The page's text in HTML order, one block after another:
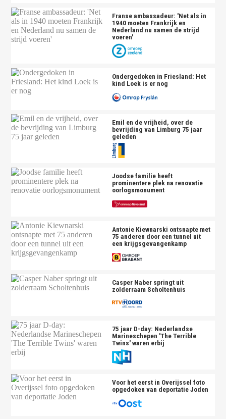
Franse ambassadeur: 'Net als in
1940 moeten Frankrijk en
Nederland nu samen de strijd
voeren'
Ondergedoken in Friesland: Het
kind Loek is er nog
Emil en de vrijheid, over de
bevrijding van Limburg 75 jaar
geleden
Joodse familie heeft
prominentere plek na renovatie
oorlogsmonument
Antonie Kiewnarski ontsnapte met
75 anderen door een tunnel uit
een krijgsgevangenkamp
Casper Naber springt uit
zolderraam Scholtenhuis
75 jaar D-day: Nederlandse
Marineschepen 'The Terrible
Twins' waren erbij
Voor het eerst in Overijssel foto
opgedoken van deportatie Joden